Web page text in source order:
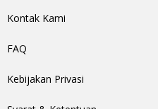
Kontak Kami
FAQ
Kebijakan Privasi